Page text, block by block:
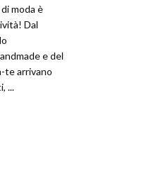
moda è
Dal
e del
te arrivano
...